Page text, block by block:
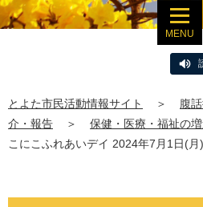
MENU
とよた市民活動情報サイト ＞ 腹
介・報告
＞ 保健・医療・福祉の
こにこふれあいデイ 2024年7月1日(